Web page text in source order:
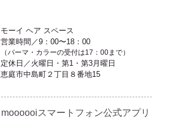
モーイ ヘア スペース
営業時間／9：00〜18：00
（パーマ・カラーの受付は17：00まで）
定休日／火曜日・第1・第3月曜日
恵庭市中島町２丁目８番地15
moooooiスマートフォン公式アプリ​